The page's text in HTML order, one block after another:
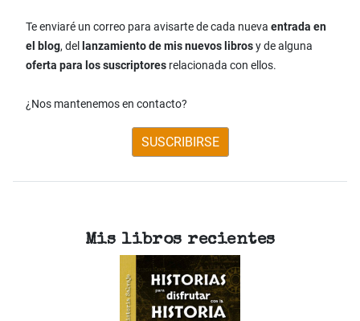
Te enviaré un correo para avisarte de cada nueva entrada en
el blog, del lanzamiento de mis nuevos librosy de alguna
oferta para los suscriptores relacionada con ellos.
¿Nos mantenemos en contacto?
SUSCRIBIRSE
Mis libros recientes